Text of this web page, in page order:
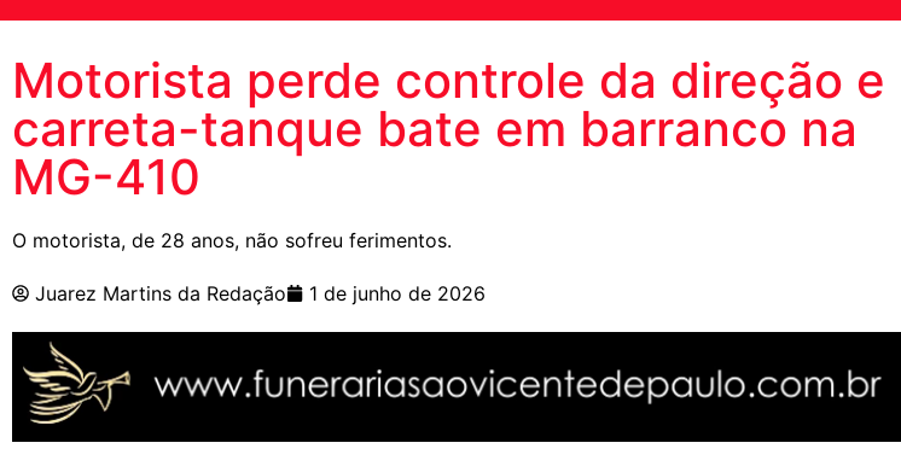
Motorista perde controle da direção e
carreta-tanque bate em barranco na
MG-410
O motorista, de 28 anos, não sofreu ferimentos.
Juarez Martins da Redação 1 de junho de 2026